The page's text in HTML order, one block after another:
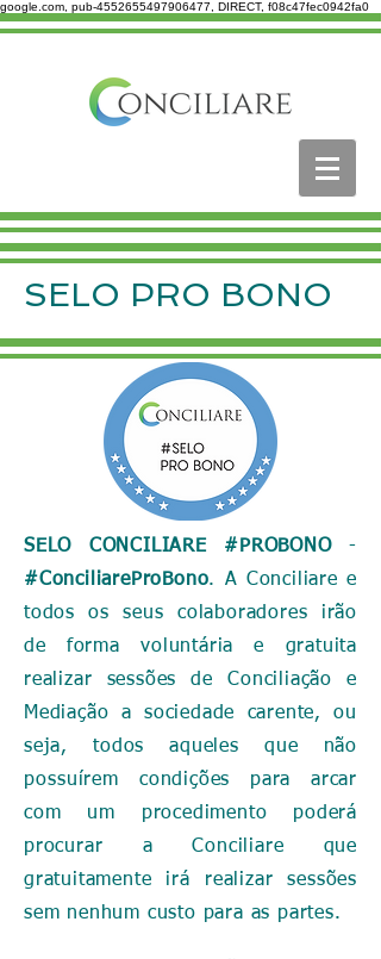
google.com, pub-4552655497906477, DIRECT, f08c47fec0942fa0
SELO PRO BONO
SELO CONCILIARE #PROBONO-
#ConciliareProBono. A Conciliare e
todos os seus colaboradores irão
de forma voluntária e gratuita
realizar sessões de Conciliação e
Mediação a sociedade carente, ou
seja, todos aqueles que não
possuírem condições para arcar
com um procedimento poderá
procurar a Conciliare que
gratuitamente irá realizar sessões
sem nenhum custo para as partes.